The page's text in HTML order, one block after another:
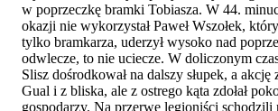
w poprzeczkę bramki Tobiasza. W 44.
okazji nie wykorzystał Paweł Wszołek,
tylko bramkarza, uderzył wysoko nad
odwlecze, to nie uciecze. W doliczonym
Slisz dośrodkował na dalszy słupek, a akcję
Gual i z bliska, ale z ostrego kąta zdołał
gospodarzy. Na przerwę legioniści schodzili